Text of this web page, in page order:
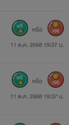
11 ต.ค. 2568 19:37 น.
หรือ 300
11 ต.ค. 2568 19:37 น.
หรือ 300